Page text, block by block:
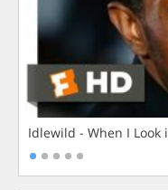
Idlewild - When I Look